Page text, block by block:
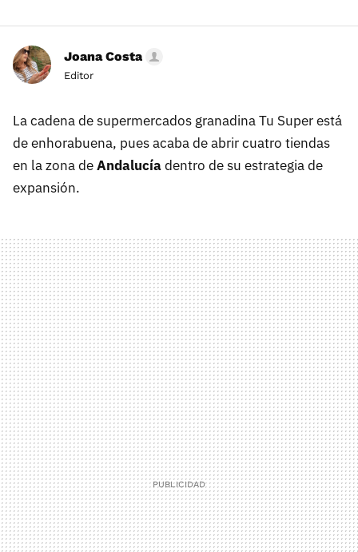
Joana Costa
Editor
La cadena de supermercados granadina Tu Super está
de enhorabuena, pues acaba de abrir cuatro tiendas
en la zona deAndalucíadentro de su estrategia de
expansión.